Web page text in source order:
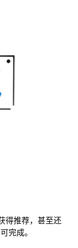
得推荐，甚至还
完成。